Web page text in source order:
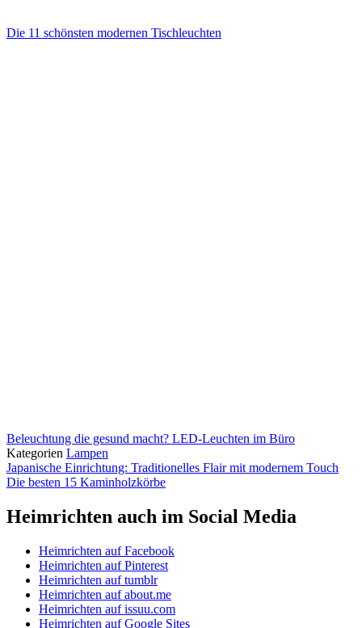
Die 11 schönsten modernen Tischleuchten
Beleuchtung die gesund macht? LED-Leuchten im Büro
Kategorien Lampen
Japanische Einrichtung: Traditionelles Flair mit modernem Touch
Die besten 15 Kaminholzkörbe
Heimrichten auch im Social Media
Heimrichten auf Facebook
Heimrichten auf Pinterest
Heimrichten auf tumblr
Heimrichten auf about.me
Heimrichten auf issuu.com
Heimrichten auf Google Sites